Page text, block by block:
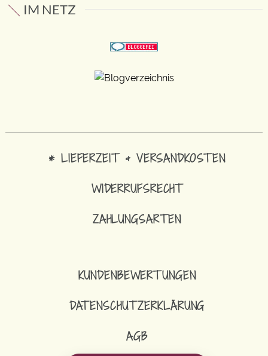
IM NETZ
* LIEFERZEIT & VERSANDKOSTEN
WIDERRUFSRECHT
ZAHLUNGSARTEN
KUNDENBEWERTUNGEN
DATENSCHUTZERKLÄRUNG
AGB